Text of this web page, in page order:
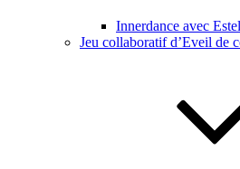
Innerdance avec
Jeu collaboratif d’Eveil de